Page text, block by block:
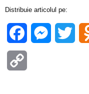
Distribuie articolul pe:
Facebook